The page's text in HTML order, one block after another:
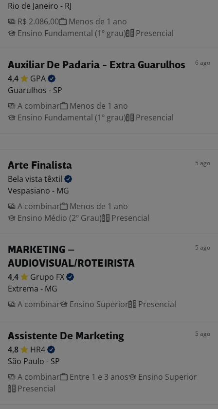
Rio de Janeiro - RJ
R$ 2.086,00
Menos de 1 ano
Ensino Fundamental (1º grau)
Presencial
Auxiliar De Padaria - Extra Guarulhos 6 ago
4,4
GPA
Guarulhos - SP
A combinar
Menos de 1 ano
Ensino Fundamental (1º grau)
Presencial
Arte Finalista 5 ago
Bela vista têxtil
Vespasiano - MG
A combinar
Menos de 1 ano
Ensino Médio (2º Grau)
Presencial
MARKETING –
AUDIOVISUAL/ROTEIRISTA
5 ago
4,4 Grupo FX
Extrema - MG
A combinar
Ensino Superior Presencial
Assistente De Marketing 5 ago
4,8
HR4
São Paulo - SP
A combinar
Entre 1 e 3 anos
Ensino Superior
Presencial